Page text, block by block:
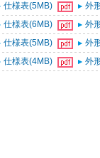
仕様表(5MB)
外
仕様表(6MB)
外
仕様表(5MB)
外
仕様表(4MB) 外